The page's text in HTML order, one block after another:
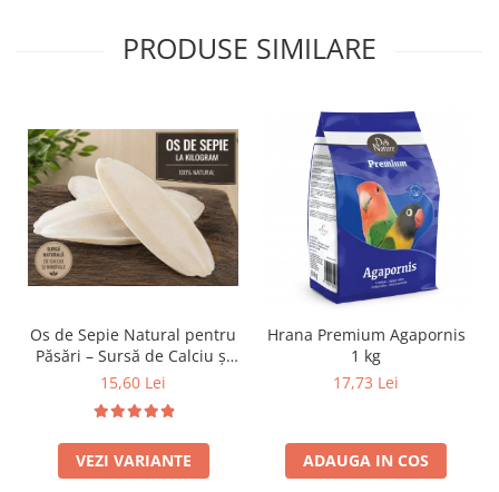
PRODUSE SIMILARE
Os de Sepie Natural pentru
Păsări – Sursă de Calciu și
Minerale - 100 grame
15,60 Lei
VEZI VARIANTE
Hrana Premium Agapornis
1 kg
17,73 Lei
ADAUGA IN COS